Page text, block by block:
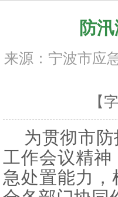
防
来源：宁波市应
【
为贯彻市
工作会议精神
急处置能力